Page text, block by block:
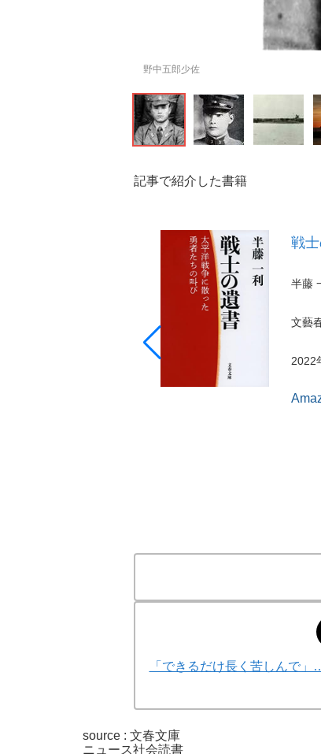
野中五郎少佐
記事で紹介した書籍
戦
半藤
文藝
2022
「できるだけ長く苦しんで
source : 文春文庫
ニュース社会読書